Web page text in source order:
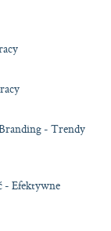
- Trendy
- Efektywne